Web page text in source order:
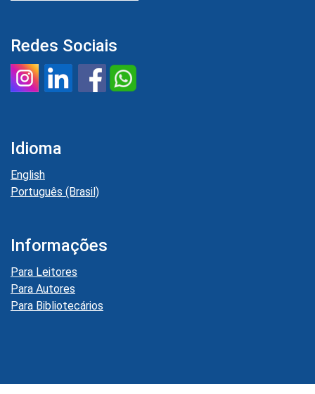
Redes Sociais
Idioma
English
Português (Brasil)
Informações
Para Leitores
Para Autores
Para Bibliotecários